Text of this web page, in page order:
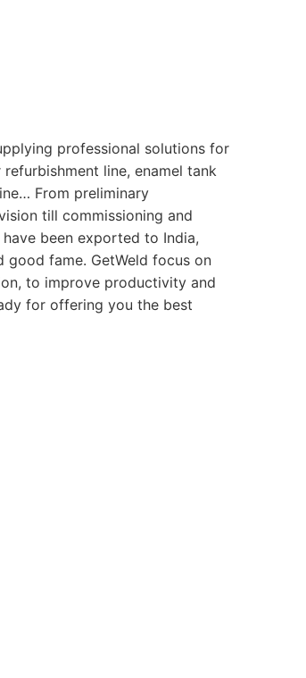
professional solutions for
line, enamel tank
From preliminary
till commissioning and
been exported to India,
good fame. GetWeld focus on
to improve productivity and
for offering you the best